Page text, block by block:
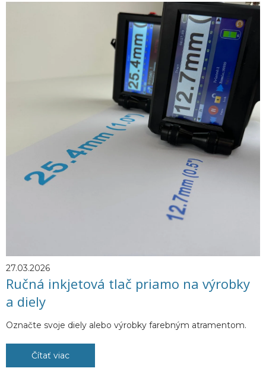
27.03.2026
Ručná inkjetová tlač priamo na výrobky
a diely
Označte svoje diely alebo výrobky farebným atramentom.
Čítať viac